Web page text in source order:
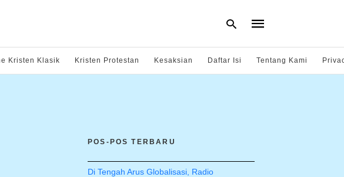
Kristen Klasik Kristen Protestan Kesaksian Daftar Isi Tentang Kami
POS-POS TERBARU
Di Tengah Arus Globalisasi, Radio